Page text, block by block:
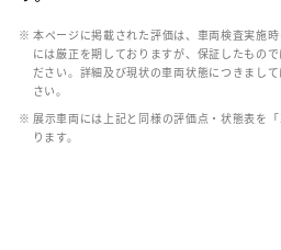
※ 本ページに掲載された評価は、車両検査実施
には厳正を期しておりますが、保証したもの
ださい。詳細及び現状の車両状態につきまし
さい。
※ 展示車両には上記と同様の評価点・状態表を
ります。